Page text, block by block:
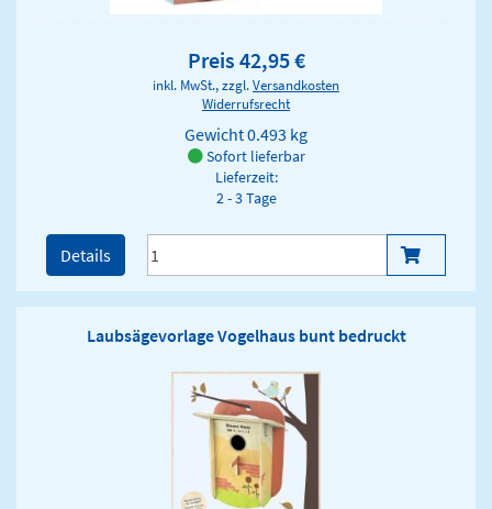
Preis 42,95 €
inkl. MwSt., zzgl.Versandkosten
Widerrufsrecht
Gewicht0.493 kg
Sofort lieferbar
Lieferzeit:
2 - 3 Tage
Details
Laubsägevorlage Vogelhaus bunt bedruckt